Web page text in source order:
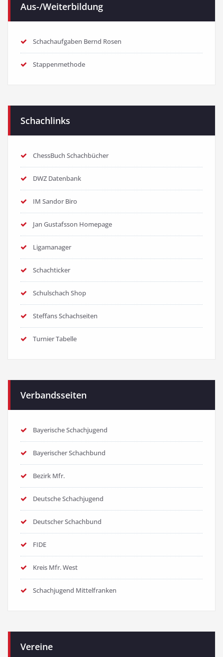
Aus-/Weiterbildung
Schachaufgaben Bernd Rosen
Stappenmethode
Schachlinks
ChessBuch Schachbücher
DWZ Datenbank
IM Sandor Biro
Jan Gustafsson Homepage
Ligamanager
Schachticker
Schulschach Shop
Steffans Schachseiten
Turnier Tabelle
Verbandsseiten
Bayerische Schachjugend
Bayerischer Schachbund
Bezirk Mfr.
Deutsche Schachjugend
Deutscher Schachbund
FIDE
Kreis Mfr. West
Schachjugend Mittelfranken
Vereine